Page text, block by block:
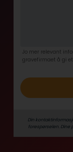
Jo mer relevant
gravefirmaet å gi
Din
forespørselen. Dine